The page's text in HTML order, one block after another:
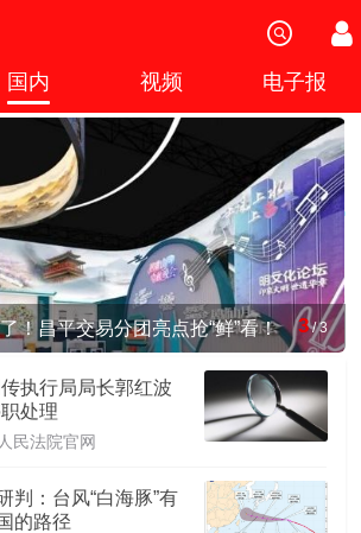
国内 视频 电子报
！昌平交易分团亮点抢“鲜”看！ 3/3
执行局局长郭红波
处理
民法院官网
判：台风“白海豚”有
的路径